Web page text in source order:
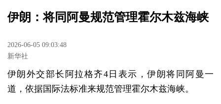
伊朗：将同阿曼规范管理霍尔木兹海峡
2026-06-05 09:03:48
新华社
伊朗外交部长阿拉格齐4日表示，伊朗将同阿曼一
道，依据国际法标准来规范管理霍尔木兹海峡。